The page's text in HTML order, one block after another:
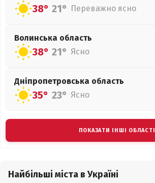
38° 21° Переважно ясно
Волинська область
38° 21° Ясно
Дніпропетровська область
35° 23° Ясно
ПОКАЗАТИ ІНШІ ОБЛАСТІ
Найбільші міста в Україні